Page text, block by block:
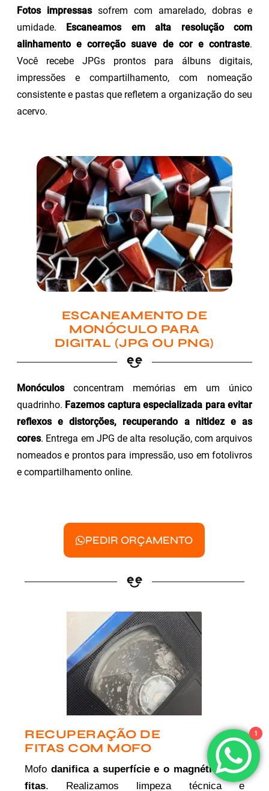
Fotos impressassofrem com amarelado, dobras e
umidade. Escaneamos em alta resolução com
alinhamento e correção suave de cor e contraste.
Você recebe JPGs prontos para álbuns digitais,
impressões e compartilhamento, com nomeação
consistente e pastas que refletem a organização do seu
acervo.
ESCANEAMENTO DE
MONÓCULO PARA
DIGITAL (JPG OU PNG)
Monóculosconcentram memórias em um único
quadrinho. Fazemos captura especializada para evitar
reflexos e distorções, recuperando a nitidez e as
cores. Entrega em JPG de alta resolução, com arquivos
nomeados e prontos para impressão, uso em fotolivros
e compartilhamento online.
PEDIR ORÇAMENTO
RECUPERAÇÃO DE
FITAS COM MOFO
Mofodanifica a superfície e o magnético das
fitas. Realizamos limpeza técnica e
1